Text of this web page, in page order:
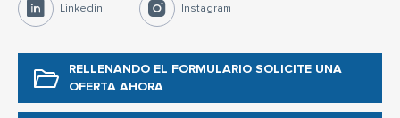
Linkedin Instagram
RELLENANDO EL FORMULARIO SOLICITE UNA
OFERTA AHORA